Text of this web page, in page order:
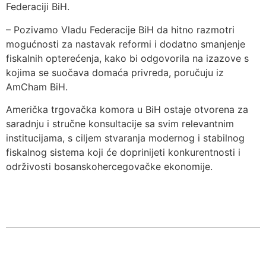
Federaciji BiH.
– Pozivamo Vladu Federacije BiH da hitno razmotri
mogućnosti za nastavak reformi i dodatno smanjenje
fiskalnih opterećenja, kako bi odgovorila na izazove s
kojima se suočava domaća privreda, poručuju iz
AmCham BiH.
Američka trgovačka komora u BiH ostaje otvorena za
saradnju i stručne konsultacije sa svim relevantnim
institucijama, s ciljem stvaranja modernog i stabilnog
fiskalnog sistema koji će doprinijeti konkurentnosti i
održivosti bosanskohercegovačke ekonomije.